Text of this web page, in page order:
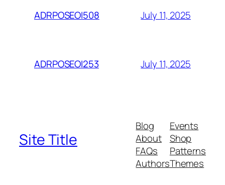
ADRPOSEOI508 July 11, 2025
ADRPOSEOI253 July 11, 2025
Site Title
Blog
About
FAQs
Authors
Events
Shop
Patterns
Themes